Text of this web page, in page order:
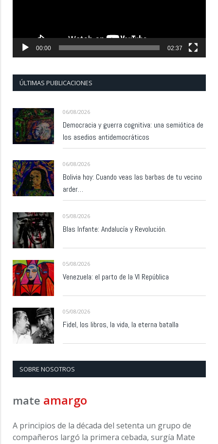
00:00 02:37
ÚLTIMAS PUBLICACIONES
06/08/2026
Democracia y guerra cognitiva: una semiótica de
los asedios antidemocráticos
06/08/2026
Bolivia hoy: Cuando veas las barbas de tu vecino
arder…
05/08/2026
Blas Infante: Andalucía y Revolución.
05/08/2026
Venezuela: el parto de la VI República
05/08/2026
Fidel, los libros, la vida, la eterna batalla
SOBRE NOSOTROS
mate amargo
A principios de la década del setenta un grupo de
compañeros largó la primera cebada, surgía Mate